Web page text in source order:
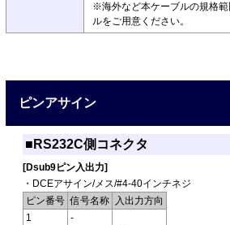
※海外など本ケーブルの規格
ルをご用意ください。
ピンアサイン
■RS232C側コネクタ
[Dsub9ピン入出力]
・DCEアサイン/メス/#4-40インチネジ
ピン番号 信号名称
入出力方向
1
-